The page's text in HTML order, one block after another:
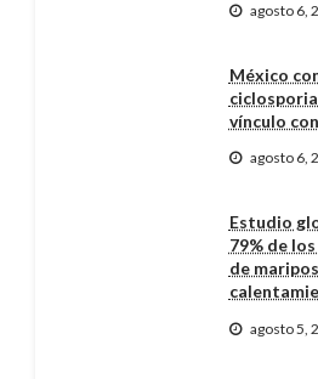
agosto 6,
México
vínculo
agosto 6,
Estudio
79% de
de
agosto 5,